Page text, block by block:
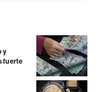
y
fuerte